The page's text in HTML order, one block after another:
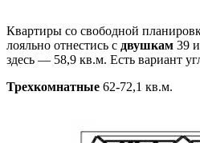
Квартиры со свободной
лояльно отнестись с двушкам 39
здесь — 58,9 кв.м. Есть вариант
Трехкомнатные 62-72,1 кв.м.